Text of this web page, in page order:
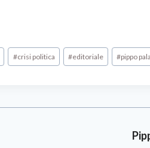
#crisi politica #editoriale #pippo